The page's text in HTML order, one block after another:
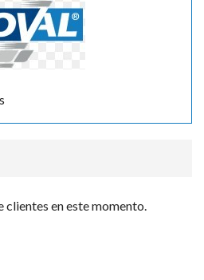
clientes en este momento.